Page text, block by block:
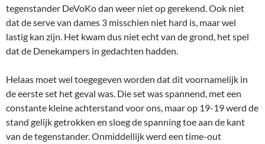
tegenstander DeVoKo dan weer niet op gerekend. Ook niet
dat de serve van dames 3 misschien niet hard is, maar wel
lastig kan zijn. Het kwam dus niet echt van de grond, het spel
dat de Denekampers in gedachten hadden.
Helaas moet wel toegegeven worden dat dit voornamelijk in
de eerste set het geval was. Die set was spannend, met een
constante kleine achterstand voor ons, maar op 19-19 werd de
stand gelijk getrokken en sloeg de spanning toe aan de kant
van de tegenstander. Onmiddellijk werd een time-out